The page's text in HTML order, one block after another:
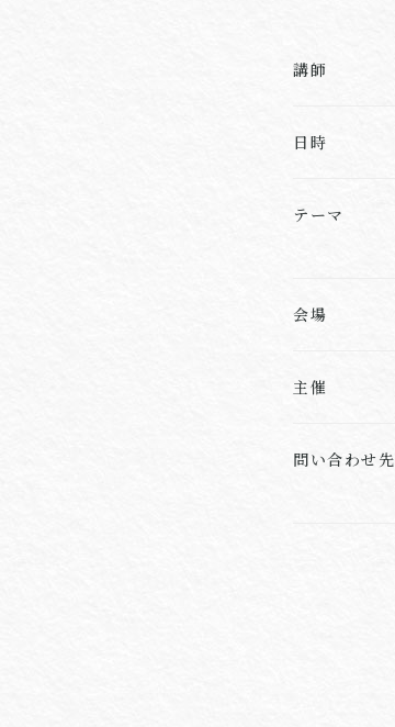
講師
日時
テーマ
会場
主催
問い合わせ先